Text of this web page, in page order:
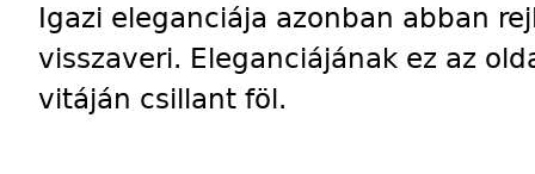
Igazi eleganciája azonban abban
visszaveri. Eleganciájának ez az
vitáján csillant föl.